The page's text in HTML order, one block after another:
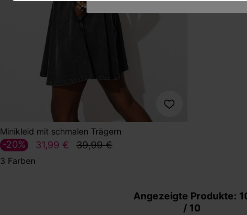
Minikleid mit schmalen Trägern
31,99 € 39,99 €
-20%
3 Farben
Angezeigte Produkte:
/ 10